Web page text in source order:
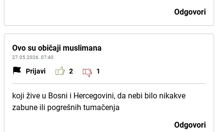
Odgovori
Ovo su običaji muslimana
27.05.2026. 07:40
Prijavi 2 1
koji žive u Bosni i Hercegovini, da nebi bilo nikakve
zabune ili pogrešnih tumačenja
Odgovori